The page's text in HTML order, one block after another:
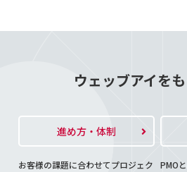
ウェッブアイを
進め方・体制
お客様の課題に合わせてプロジェク
PMO